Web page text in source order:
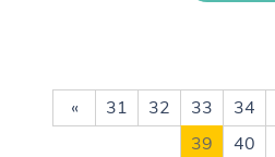
« 31 32 33 34
39
40